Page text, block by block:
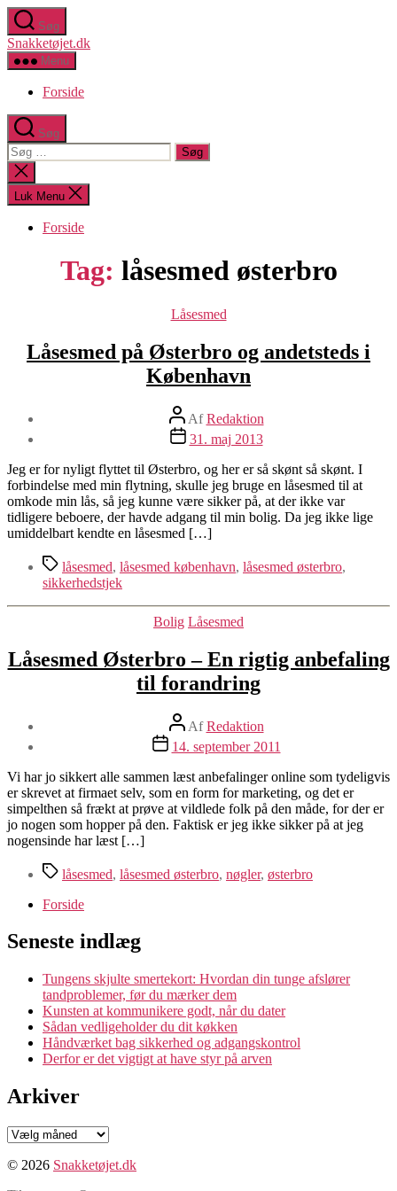
Spring
til
indholdet
Søg
Snakketøjet.dk
Menu
Forside
Søg
Søg
efter:
Luk
søgning
Luk Menu
Forside
Tag: låsesmed østerbro
Kategorier
Låsesmed
Låsesmed på Østerbro og andetsteds i
København
Indlægsforfatter
AfRedaktion
Indlægsdato
31. maj 2013
Jeg er for nyligt flyttet til Østerbro, og her er så skønt så skønt. I
forbindelse med min flytning, skulle jeg bruge en låsesmed til at
omkode min lås, så jeg kunne være sikker på, at der ikke var
tidligere beboere, der havde adgang til min bolig. Da jeg ikke lige
umiddelbart kendte en låsesmed […]
Tagslåsesmed, låsesmed københavn, låsesmed østerbro,
sikkerhedstjek
Kategorier
Bolig Låsesmed
Låsesmed Østerbro – En rigtig anbefaling
til forandring
Indlægsforfatter
AfRedaktion
Indlægsdato
14. september 2011
Vi har jo sikkert alle sammen læst anbefalinger online som tydeligvis
er skrevet at firmaet selv, som en form for marketing, og det er
simpelthen så frækt at prøve at vildlede folk på den måde, for der er
jo nogen som hopper på den. Faktisk er jeg ikke sikker på at jeg
nogensinde har læst […]
Tagslåsesmed, låsesmed østerbro, nøgler, østerbro
Forside
Seneste indlæg
Tungens skjulte smertekort: Hvordan din tunge afslører
tandproblemer, før du mærker dem
Kunsten at kommunikere godt, når du dater
Sådan vedligeholder du dit køkken
Håndværket bag sikkerhed og adgangskontrol
Derfor er det vigtigt at have styr på arven
Arkiver
Arkiver
© 2026 Snakketøjet.dk